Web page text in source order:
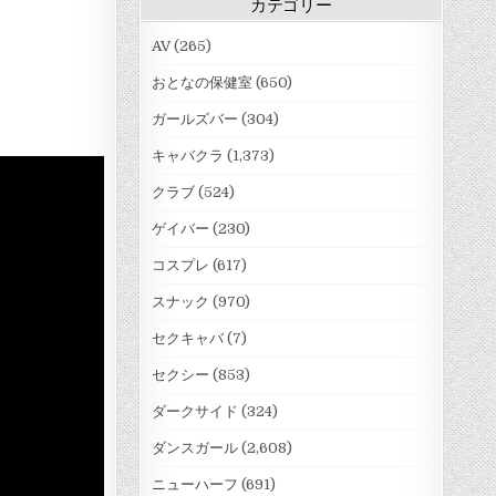
AV(265)
おとなの保健室 (650)
ガールズバー (304)
キャバクラ (1,373)
クラブ(524)
ゲイバー (230)
コスプレ (617)
スナック (970)
セクキャバ(7)
セクシー (853)
ダークサイド (324)
ダンスガール(2,608)
ニューハーフ (691)